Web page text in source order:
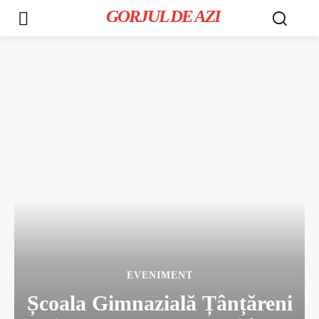
GORJUL DE AZI
EVENIMENT
Școala Gimnazială Țânțăreni